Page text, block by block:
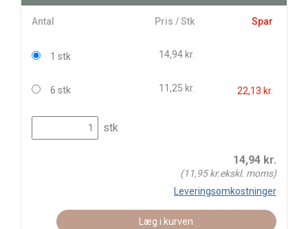
Antal Pris / Stk Spar
1 stk 14,94 kr.
6 stk 11,25 kr. 22,13 kr.
stk
14,94 kr.
(11,95kr.ekskl. moms)
Leveringsomkostninger
Læg i kurven